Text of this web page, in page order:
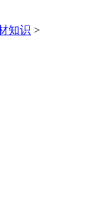
知识 >